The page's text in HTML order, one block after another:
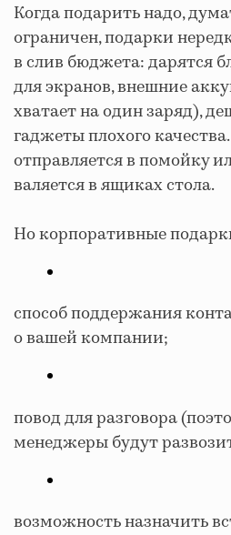
Когда подарить надо,
ограничен, подарки
в слив бюджета: дарятся
для экранов, внешние
хватает на один заряд),
гаджеты плохого
отправляется в помойку
валяется в ящиках стола.
Но корпоративные
способ поддержания
о вашей компании;
повод для разговора
менеджеры будут
возможность назначить